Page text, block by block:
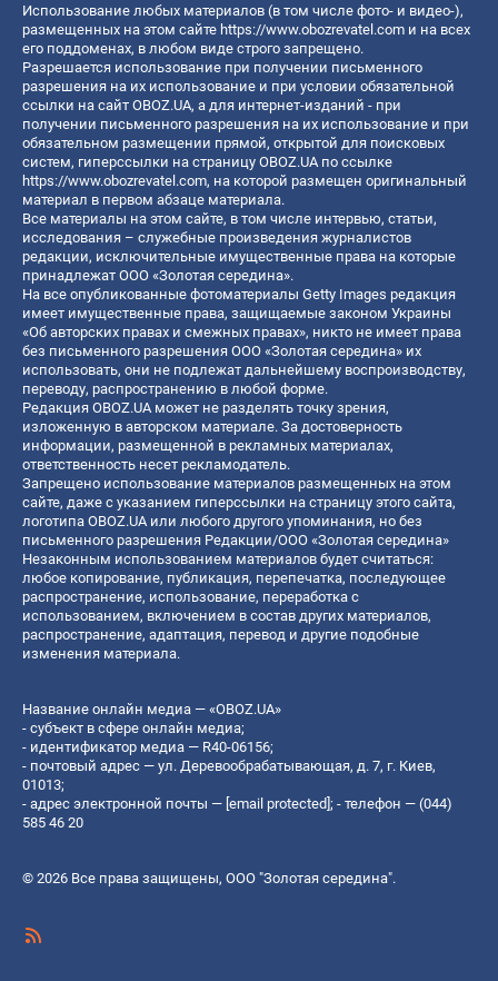
Использование любых материалов (в том числе фото- и видео-),
размещенных на этом сайте https://www.obozrevatel.com и на всех
его поддоменах, в любом виде строго запрещено.
Разрешается использование при получении письменного
разрешения на их использование и при условии обязательной
ссылки на сайт OBOZ.UA, а для интернет-изданий - при
получении письменного разрешения на их использование и при
обязательном размещении прямой, открытой для поисковых
систем, гиперссылки на страницу OBOZ.UA по ссылке
https://www.obozrevatel.com, на которой размещен оригинальный
материал в первом абзаце материала.
Все материалы на этом сайте, в том числе интервью, статьи,
исследования – служебные произведения журналистов
редакции, исключительные имущественные права на которые
принадлежат ООО «Золотая середина».
На все опубликованные фотоматериалы Getty Images редакция
имеет имущественные права, защищаемые законом Украины
«Об авторских правах и смежных правах», никто не имеет права
без письменного разрешения ООО «Золотая середина» их
использовать, они не подлежат дальнейшему воспроизводству,
переводу, распространению в любой форме.
Редакция OBOZ.UA может не разделять точку зрения,
изложенную в авторском материале. За достоверность
информации, размещенной в рекламных материалах,
ответственность несет рекламодатель.
Запрещено использование материалов размещенных на этом
сайте, даже с указанием гиперссылки на страницу этого сайта,
логотипа OBOZ.UA или любого другого упоминания, но без
письменного разрешения Редакции/ООО «Золотая середина»
Незаконным использованием материалов будет считаться:
любое копирование, публикация, перепечатка, последующее
распространение, использование, переработка с
использованием, включением в состав других материалов,
распространение, адаптация, перевод и другие подобные
изменения материала.
Название онлайн медиа — «OBOZ.UA»
- субъект в сфере онлайн медиа;
- идентификатор медиа — R40-06156;
- почтовый адрес — ул. Деревообрабатывающая, д. 7, г. Киев,
01013;
- адрес электронной почты — [email protected]; - телефон — (044)
585 46 20
© 2026 Все права защищены, ООО "Золотая середина".